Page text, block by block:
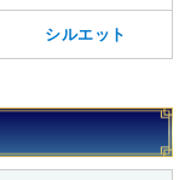
シルエット